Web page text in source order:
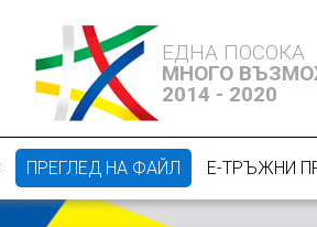
ЕДНА ПОСОКА
МНОГО
2014 - 2020
ПРЕГЛЕД НА ФАЙЛ Е-ТРЪЖНИ